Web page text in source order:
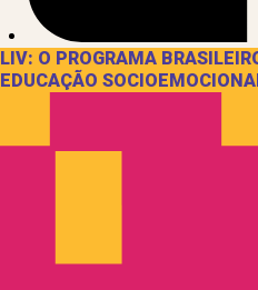
LIV: O PROGRAMA
EDUCAÇÃO